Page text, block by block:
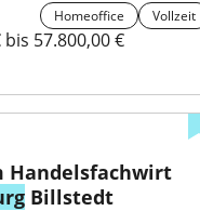
Homeoffice Vollzeit
57.800,00 €
Handelsfachwirt
Billstedt